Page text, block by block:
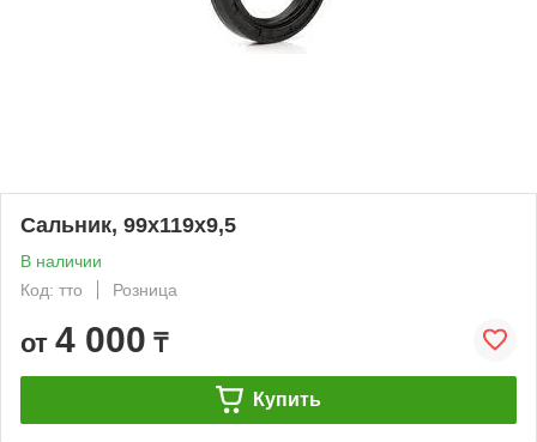
Сальник, 99х119х9,5
В наличии
Код: тто
Розница
от 4 000 ₸
Купить